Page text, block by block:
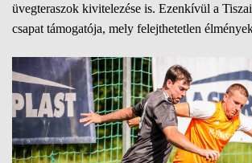
üvegteraszok kivitelezése is. Ezenkívül a
csapat támogatója, mely felejthetetlen